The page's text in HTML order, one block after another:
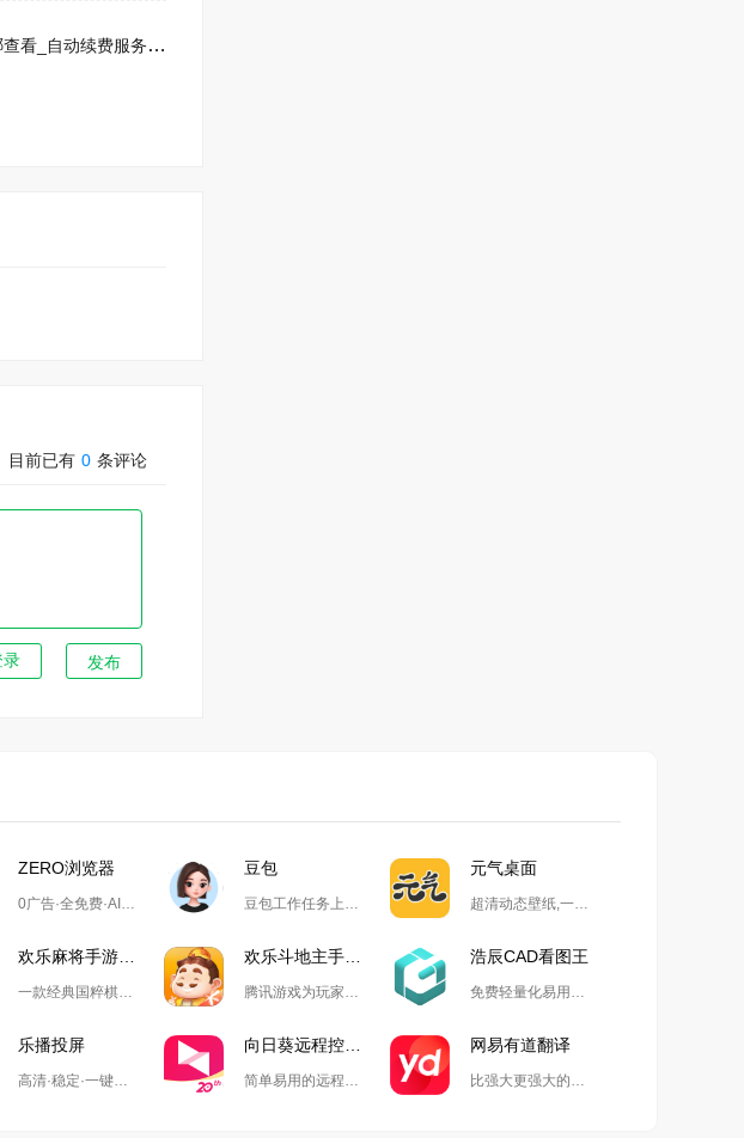
迅游加速器充值记录在哪查看_自动续费服务如何取消
目前已有 0 条评论
发布
ZERO浏览器
0广告·全免费·AI搜索·极简设计
豆包
豆包工作任务上线,开启自动化高效办公
元气桌面
超清动态壁纸,一键整理桌面
一款经典国粹棋牌游戏 腾讯游戏为玩家精心打造的国民级斗地主游戏
浩辰CAD看图王
免费轻量化易用的2D&3D一体软件
乐播投屏
高清·稳定·一键投屏,无需数据线,不同网络也可轻松投屏 简单易用的远程协助工具
网易有道翻译
比强大更强大的翻译生产力工具